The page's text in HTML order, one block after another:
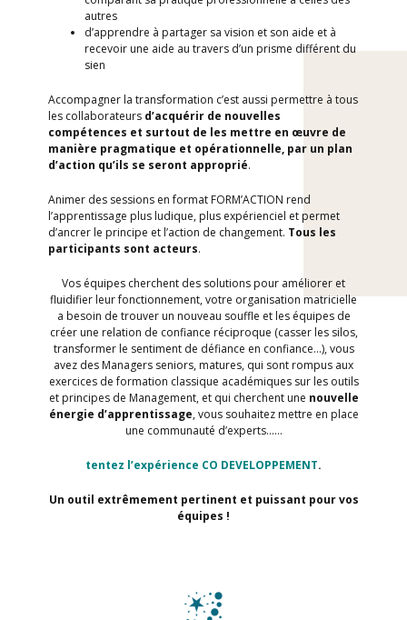
autres
d’apprendre à partager sa vision et son aide et à
recevoir une aide au travers d’un prisme différent du
sien
​Accompagner la transformation c’est aussi permettre à tous
les collaborateurs d’acquérirde nouvelles
compétences et surtout de les mettre en œuvre de
manière pragmatique et opérationnelle,par un plan
d’action qu’ils se seront approprié.
Animer des sessions en format FORM’ACTION rend
l’apprentissage plus ludique, plus expérienciel et permet
d’ancrer le principe et l’action de changement. Tous les
participants sont acteurs.
Vos équipes cherchent des solutions pour améliorer et
fluidifier leur fonctionnement, votre organisation matricielle
a besoin de trouver un nouveau souffle et les équipes de
créer une relation de confiance réciproque (casser les silos,
transformer le sentiment de défiance en confiance…), vous
avez des Managers seniors, matures, qui sont rompus aux
exercices de formation classique académiques sur les outils
et principes de Management, et qui cherchent une nouvelle
énergie d’apprentissage, vous souhaitez mettre en place
une communauté d’experts……
tentez l’expérience CO DEVELOPPEMENT.
Un outil extrêmement pertinent et puissant pour vos
équipes !